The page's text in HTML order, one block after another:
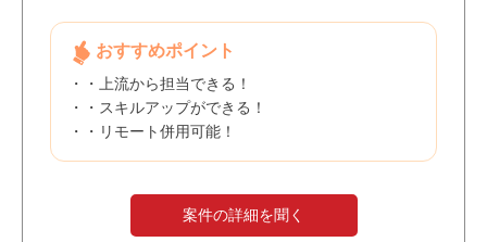
おすすめポイント
・・上流から担当できる！
・・スキルアップができる！
・・リモート併用可能！
案件の詳細を聞く